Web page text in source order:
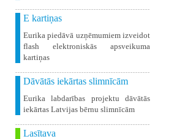
E kartiņas
Eurika piedāvā uzņēmumiem izveidot
flash elektroniskās apsveikuma
kartiņas
Dāvātās iekārtas slimnīcām
Eurika labdarības projektu dāvātās
iekārtas Latvijas bērnu slimnīcām
Lasītava